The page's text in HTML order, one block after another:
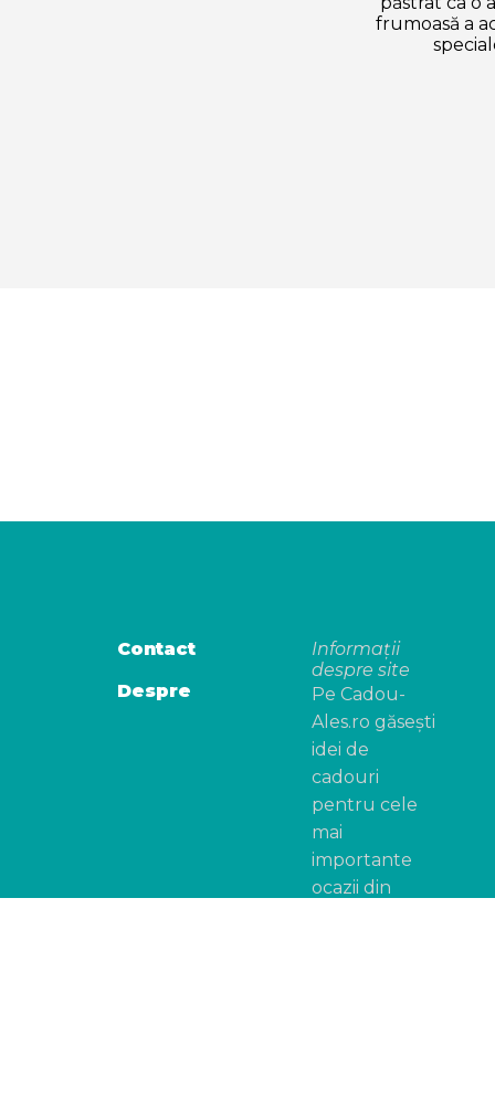
frumoasă a
Contact
Despre
Informații
despre site
Pe Cadou-
Ales.ro găsești
idei de
cadouri
pentru cele
mai
importante
ocazii din